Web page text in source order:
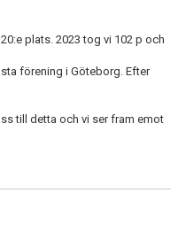
plats. 2023 tog vi 102 p och
förening i Göteborg. Efter
till detta och vi ser fram emot